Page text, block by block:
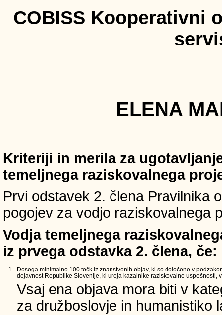
COBISS Kooperativni
ELENA
Kriteriji in merila za
temeljnega raziskovalnega
Prvi odstavek 2. člena Pravilnika
pogojev za vodjo raziskovalnega
Vodja temeljnega
iz prvega odstavka 2. člena, če:
1.
Dosega minimalno 100 točk iz znanstvenih objav, ki so določene v
dejavnost Republike Slovenije, ki ureja kazalnike raziskovalne uspešnosti,
Vsaj ena objava mora biti v
za družboslovje in humanistiko